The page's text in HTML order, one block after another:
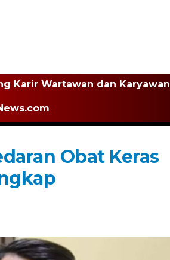
Karir Wartawan dan Karyawan
Obat Keras